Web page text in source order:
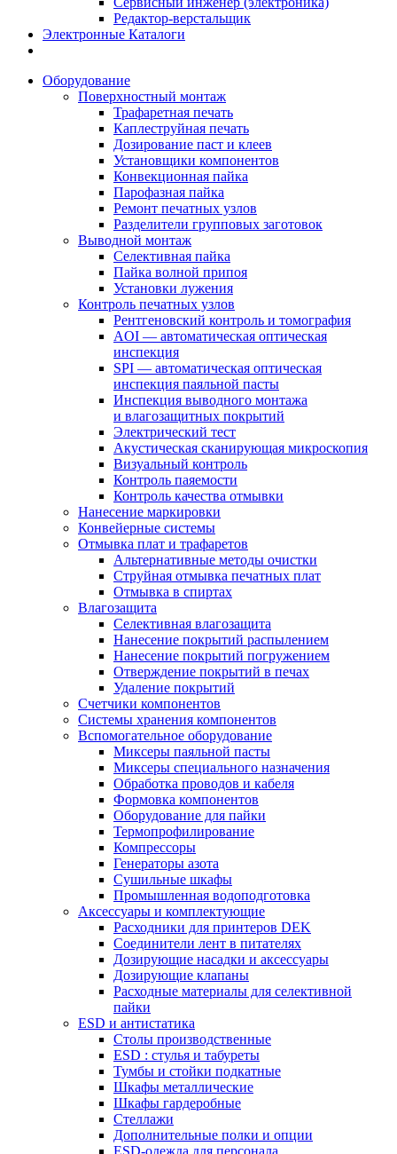
Редактор-верстальщик
Электронные Каталоги
Оборудование
Поверхностный монтаж
Трафаретная печать
Каплеструйная печать
Дозирование паст и клеев
Установщики компонентов
Конвекционная пайка
Парофазная пайка
Ремонт печатных узлов
Разделители групповых заготовок
Выводной монтаж
Селективная пайка
Пайка волной припоя
Установки лужения
Контроль печатных узлов
Рентгеновский контроль и томография
AOI — автоматическая оптическая
инспекция
SPI — автоматическая оптическая
инспекция паяльной пасты
Инспекция выводного монтажа
и влагозащитных покрытий
Электрический тест
Акустическая сканирующая микроскопия
Визуальный контроль
Контроль паяемости
Контроль качества отмывки
Нанесение маркировки
Конвейерные системы
Отмывка плат и трафаретов
Альтернативные методы очистки
Струйная отмывка печатных плат
Отмывка в спиртах
Влагозащита
Селективная влагозащита
Нанесение покрытий распылением
Нанесение покрытий погружением
Отверждение покрытий в печах
Удаление покрытий
Счетчики компонентов
Системы хранения компонентов
Вспомогательное оборудование
Миксеры паяльной пасты
Миксеры специального назначения
Обработка проводов и кабеля
Формовка компонентов
Оборудование для пайки
Термопрофилирование
Компрессоры
Генераторы азота
Сушильные шкафы
Промышленная водоподготовка
Аксессуары и комплектующие
Расходники для принтеров DEK
Соединители лент в питателях
Дозирующие насадки и аксессуары
Дозирующие клапаны
Расходные материалы для селективной
пайки
ESD и антистатика
Столы производственные
ESD : cтулья и табуреты
Тумбы и стойки подкатные
Шкафы металлические
Шкафы гардеробные
Стеллажи
Дополнительные полки и опции
ESD-одежда для персонала